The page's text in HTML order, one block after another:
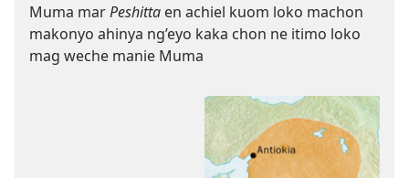
Muma marPeshitta en achiel kuom loko machon
makonyo ahinya ng’eyo kaka chon ne itimo loko
mag weche manie Muma